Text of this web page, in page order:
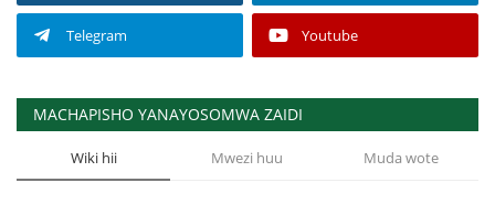
Telegram Youtube
MACHAPISHO YANAYOSOMWA ZAIDI
Wiki hii Mwezi huu Muda wote